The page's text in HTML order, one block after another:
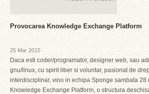
Provocarea Knowledge Exchange Platform
25 Mar 2015
Daca esti coder/programator, designer web, sau
gnu/linux, cu spirit liber si voluntar, pasionat de
interdisciplinar, vino in echipa Sponge sambata 28
Knowledge Exchange Platform, o structura